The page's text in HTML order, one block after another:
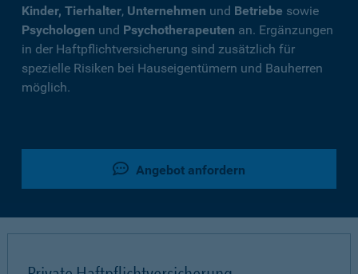
Kinder, Tierhalter, Unternehmen und Betriebe sowie
Psychologen und Psychotherapeuten an. Ergänzungen
in der Haftpflichtversicherung sind zusätzlich für
spezielle Risiken bei Hauseigentümern und Bauherren
möglich.
Angebot anfordern